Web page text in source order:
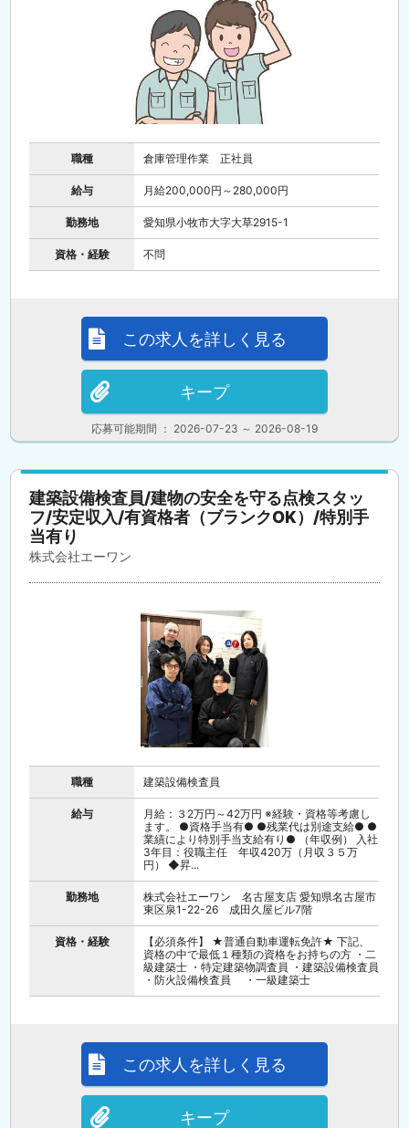
職種 倉庫管理作業 正社員
給与 月給200,000円～280,000円
勤務地 愛知県小牧市大字大草2915-1
資格・経験 不問
応募可能期間 ： 2026-07-23 ～ 2026-08-19
この求人を詳しく見る
キープ
建築設備検査員/建物の安全を守る点検スタッ
フ/安定収入/有資格者（ブランクOK）/特別手
当有り
株式会社エーワン
職種 建築設備検査員
給与
月給：３2万円～42万円 ※経験・資格等考慮し
ます。 ●資格手当有● ●残業代は別途支給● ●
業績により特別手当支給有り● （年収例） 入社
3年目：役職主任 年収420万（月収３５万
円） ◆昇...
勤務地
株式会社エーワン 名古屋支店 愛知県名古屋市
東区泉1-22-26 成田久屋ビル7階
資格・経験
【必須条件】 ★普通自動車運転免許★ 下記、
資格の中で最低１種類の資格をお持ちの方 ・二
級建築士 ・特定建築物調査員 ・建築設備検査員
・防火設備検査員 ・一級建築士
この求人を詳しく見る
キープ